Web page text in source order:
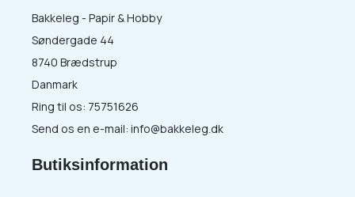
Bakkeleg - Papir & Hobby
Søndergade 44
8740 Brædstrup
Danmark
Ring til os: 75751626
Send os en e-mail: info@bakkeleg.dk
Butiksinformation